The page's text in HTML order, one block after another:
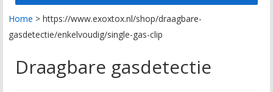
Home > https://www.exoxtox.nl/shop/draagbare-
gasdetectie/enkelvoudig/single-gas-clip
Draagbare gasdetectie